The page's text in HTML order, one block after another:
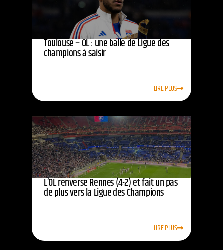
Toulouse – OL : une balle de Ligue des
champions à saisir
LIRE PLUS
L’OL renverse Rennes (4-2) et fait un pas
de plus vers la Ligue des Champions
LIRE PLUS